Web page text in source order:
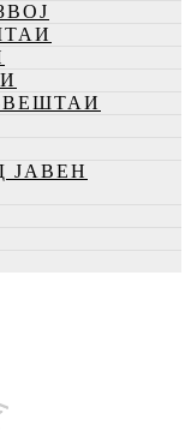
ЈАВЕН